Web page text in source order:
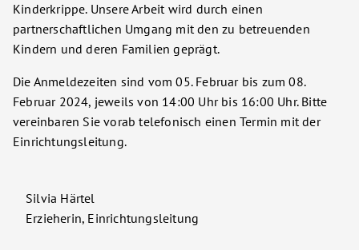
Kinderkrippe. Unsere Arbeit wird durch einen
partnerschaftlichen Umgang mit den zu betreuenden
Kindern und deren Familien geprägt.
Die Anmeldezeiten sind vom 05. Februar bis zum 08.
Februar 2024, jeweils von 14:00 Uhr bis 16:00 Uhr. Bitte
vereinbaren Sie vorab telefonisch einen Termin mit der
Einrichtungsleitung.
Silvia Härtel
Erzieherin, Einrichtungsleitung